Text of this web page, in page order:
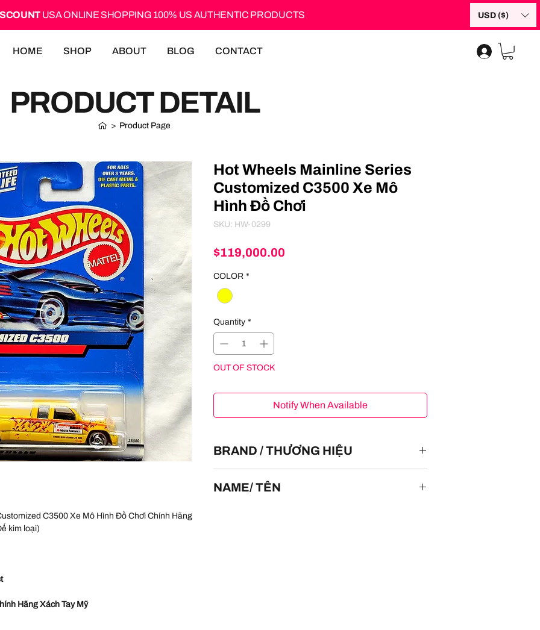
USA ONLINE SHOPPING 100% US AUTHENTIC PRODUCTS
HOME SHOP ABOUT BLOG CONTACT
USD ($)
PRODUCT DETAIL
> Product Page
C3500 Xe Mô Hình Đồ Chơi Chính Hãng
kim loại)
Hãng Xách Tay Mỹ
Hot Wheels Mainline Series
Customized C3500 Xe Mô
Hình Đồ Chơi
SKU: HW-0299
$119,000.00
COLOR *
Quantity *
OUT OF STOCK
Notify When Available
BRAND / THƯƠNG HIỆU
NAME/ TÊN